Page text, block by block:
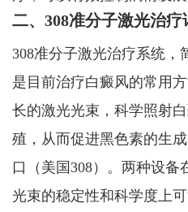
二、308准分子激光治疗
308准分子激光治疗系统，
是目前治疗白癜风的常用
长的激光光束，科学照射
殖，从而促进黑色素的生
口（美国308）。两种设备
光束的稳定性和科学度上